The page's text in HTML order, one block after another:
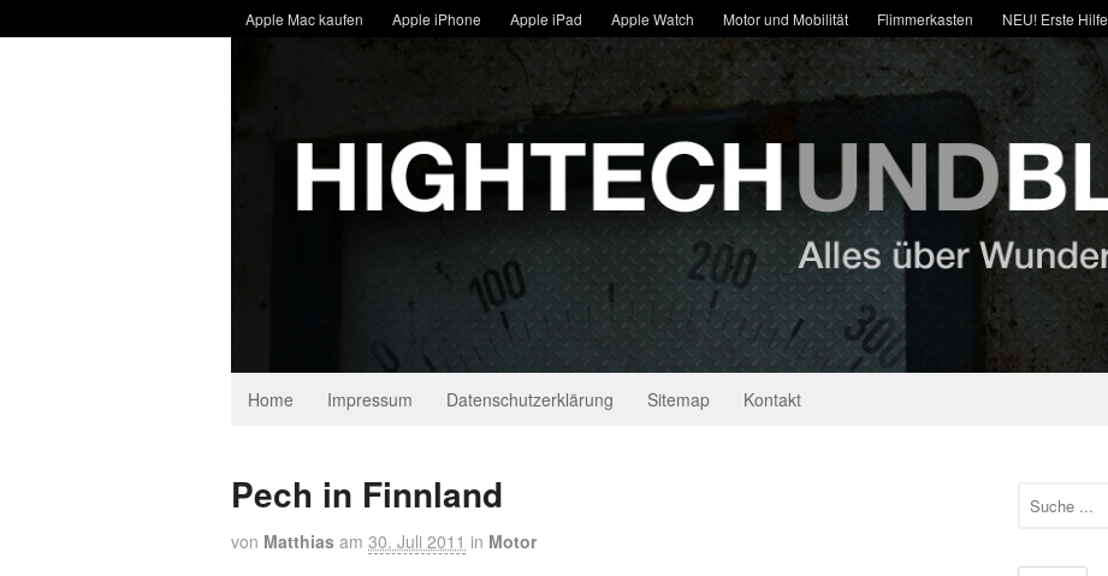
Apple Mac kaufen Apple iPhone Apple iPad Apple Watch Motor und Mobilität Flimmerkasten NEU! Erste
Home Impressum Datenschutzerklärung Sitemap Kontakt
Pech in Finnland
von Matthias am 30. Juli 2011 in Motor